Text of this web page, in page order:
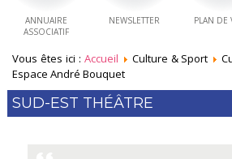
ANNUAIRE
ASSOCIATIF
NEWSLETTER PLAN DE
Vous êtes ici : Accueil Culture & Sport
Espace André Bouquet
SUD-EST THÉÂTRE